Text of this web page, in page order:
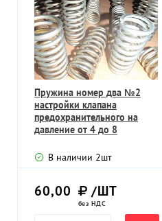
Пружина номер два №2
настройки клапана
предохранительного на
давление от 4 до 8
В наличии 2шт
60,00 /ШТ
без НДС